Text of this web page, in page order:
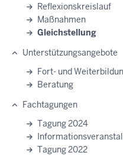
Reflexionskreislauf
Maßnahmen
Gleichstellung
Unterstützungsangebote
Fort- und
Beratung
Fachtagungen
Tagung 2024
Tagung 2022